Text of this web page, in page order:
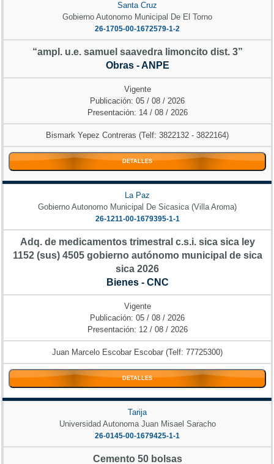
Santa Cruz
Gobierno Autonomo Municipal De El Torno
26-1705-00-1672579-1-2
“ampl. u.e. samuel saavedra limoncito dist. 3”
Obras - ANPE
Vigente
Publicación: 05 / 08 / 2026
Presentación: 14 / 08 / 2026
Bismark Yepez Contreras (Telf: 3822132 - 3822164)
DETALLES
La Paz
Gobierno Autonomo Municipal De Sicasica (Villa Aroma)
26-1211-00-1679395-1-1
Adq. de medicamentos trimestral c.s.i. sica sica ley
1152 (sus) 4505 gobierno autónomo municipal de sica
sica 2026
Bienes - CNC
Vigente
Publicación: 05 / 08 / 2026
Presentación: 12 / 08 / 2026
Juan Marcelo Escobar Escobar (Telf: 77725300)
DETALLES
Tarija
Universidad Autonoma Juan Misael Saracho
26-0145-00-1679425-1-1
Cemento 50 bolsas